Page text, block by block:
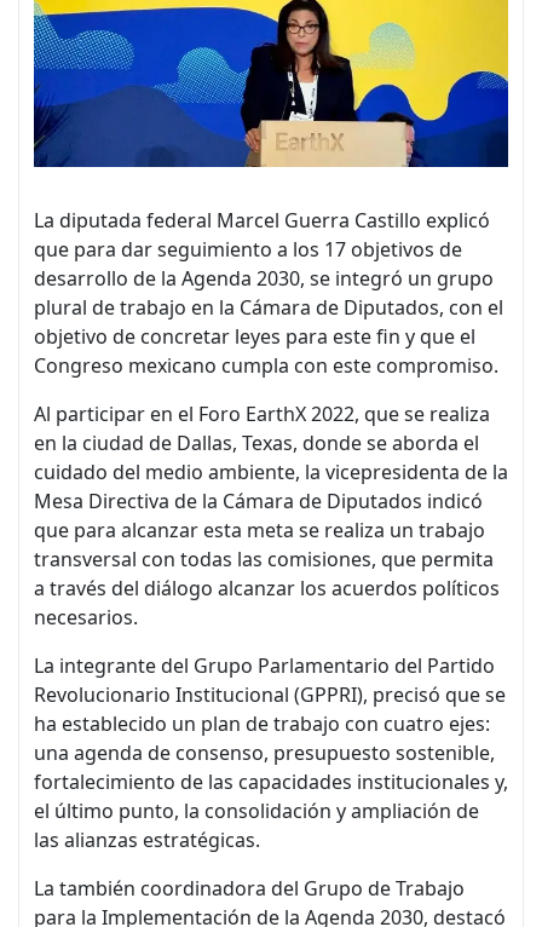
La diputada federal Marcel Guerra Castillo explicó
que para dar seguimiento a los 17 objetivos de
desarrollo de la Agenda 2030, se integró un grupo
plural de trabajo en la Cámara de Diputados, con el
objetivo de concretar leyes para este fin y que el
Congreso mexicano cumpla con este compromiso.
Al participar en el Foro EarthX 2022, que se realiza
en la ciudad de Dallas, Texas, donde se aborda el
cuidado del medio ambiente, la vicepresidenta de la
Mesa Directiva de la Cámara de Diputados indicó
que para alcanzar esta meta se realiza un trabajo
transversal con todas las comisiones, que permita
a través del diálogo alcanzar los acuerdos políticos
necesarios.
La integrante del Grupo Parlamentario del Partido
Revolucionario Institucional (GPPRI), precisó que se
ha establecido un plan de trabajo con cuatro ejes:
una agenda de consenso, presupuesto sostenible,
fortalecimiento de las capacidades institucionales y,
el último punto, la consolidación y ampliación de
las alianzas estratégicas.
La también coordinadora del Grupo de Trabajo
para la Implementación de la Agenda 2030, destacó